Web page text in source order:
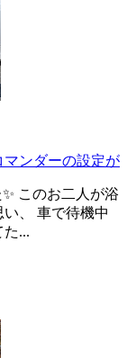
マンダーの設定が
このお二人が浴
、 車で待機中
...